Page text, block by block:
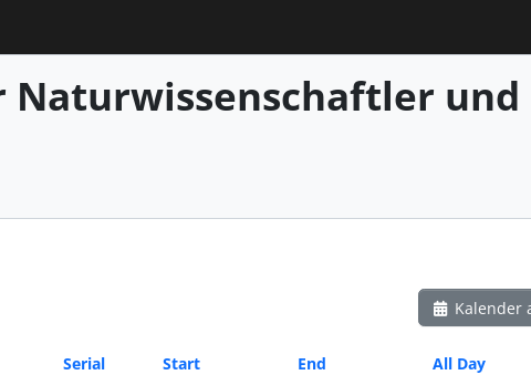
und
Kalender
Serial Start End All Day